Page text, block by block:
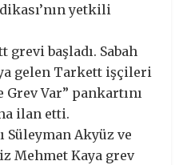
yetkili
grevi başladı. Sabah
gelen Tarkett işçileri
Var” pankartını
ilan etti.
Süleyman Akyüz ve
Mehmet Kaya grev